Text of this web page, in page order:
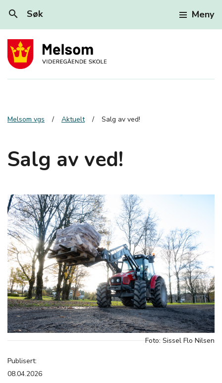
search Søk Meny
Melsom vgs Aktuelt Salg av ved!
Salg av ved!
Foto: Sissel Flo Nilsen
Publisert:
08.04.2026